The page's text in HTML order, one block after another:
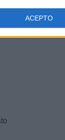
ACEPTO
el
de